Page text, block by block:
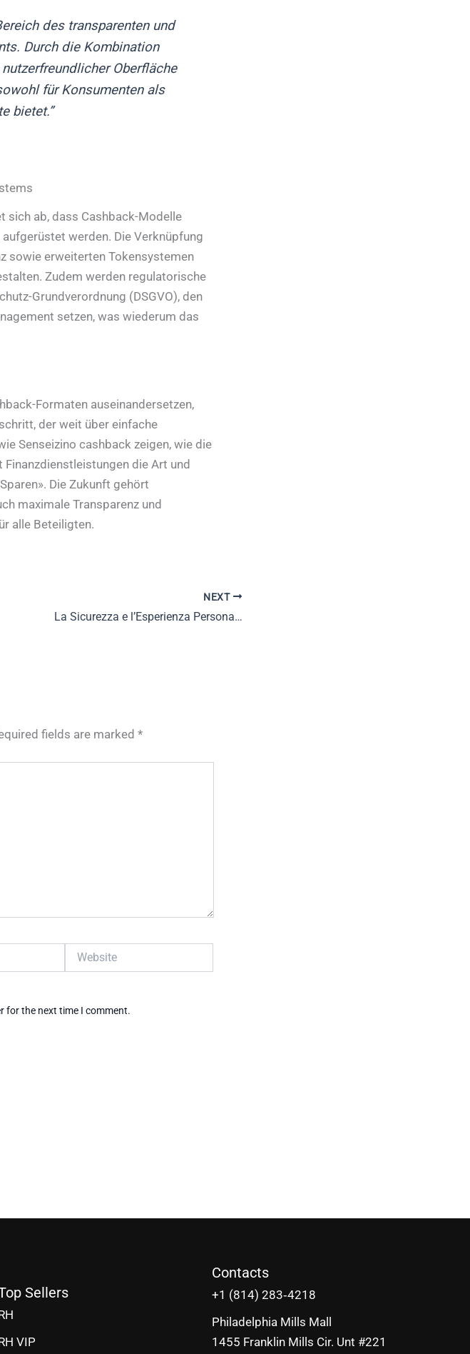
des transparenten und
Durch die Kombination
Oberfläche
für Konsumenten als
bietet.”
sich ab, dass Cashback-Modelle
werden. Die Verknüpfung
sowie erweiterten Tokensystemen
Zudem werden regulatorische
Grundverordnung (DSGVO), den
setzen, was wiederum das
Formaten auseinandersetzen,
der weit über einfache
Senseizino cashback zeigen, wie die
die Art und
Die Zukunft gehört
maximale Transparenz und
alle Beteiligten.
NEXT
La Sicurezza e l’Esperienza Personalizzata nelle Piattaforme di Gioco Online
fields are marked *
for the next time I comment.
Sellers
VIP
Contacts
‪+1 (814) 283‑4218
Philadelphia Mills Mall
1455 Franklin Mills Cir. Unt #221